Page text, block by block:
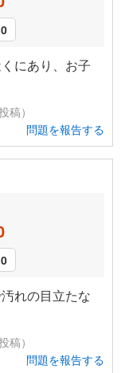
0
にあり、お子
稿）
問題を報告する
0
れの目立たな
稿）
問題を報告する